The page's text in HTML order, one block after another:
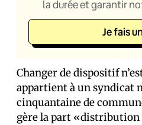
la durée et garantir
Je fais
Changer de dispositif
appartient à un syndicat
cinquantaine de
gère la part «distribution